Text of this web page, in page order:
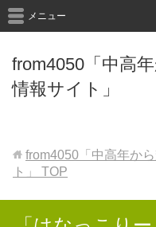
from4050「中高
情報サイト」
メニュー
from4050「中高年か
ト」
TOP